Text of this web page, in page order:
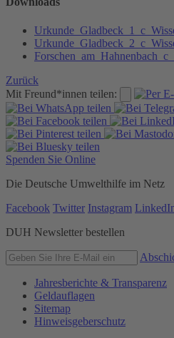
Zurück
Mit Freund*innen teilen:
Spenden Sie Online
Die Deutsche Umwelthilfe im Netz
Facebook Twitter Instagram
DUH Newsletter bestellen
Jahresberichte & Transparenz
Geldauflagen
Sitemap
Hinweisgeberschutz